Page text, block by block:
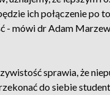
ich połączenie po
- mówi dr Adam
sprawia, że
do siebie